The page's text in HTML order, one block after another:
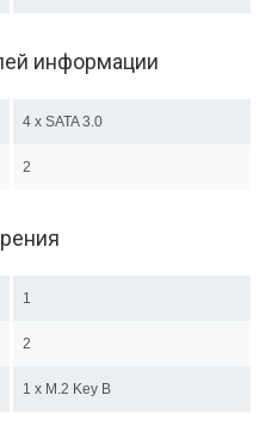
информации
4 x SATA 3.0
2
1
2
1 х M.2 Key B